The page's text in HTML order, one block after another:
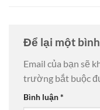
Để lại một
Email của bạn sẽ
trường bắt buộc
Bình luận*